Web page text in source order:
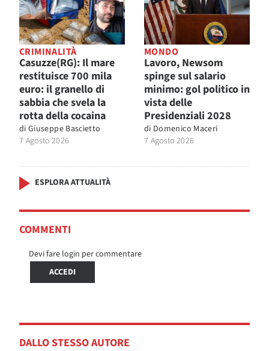
CRIMINALITÀ
Casuzze(RG): Il mare
restituisce 700 mila
euro: il granello di
sabbia che svela la
rotta della cocaina
di Giuseppe Bascietto
7 Agosto 2026
MONDO
Lavoro, Newsom
spinge sul salario
minimo: gol politico in
vista delle
Presidenziali 2028
di Domenico Maceri
7 Agosto 2026
ESPLORA ATTUALITÀ
COMMENTI
Devi fare login per commentare
ACCEDI
DALLO STESSO AUTORE